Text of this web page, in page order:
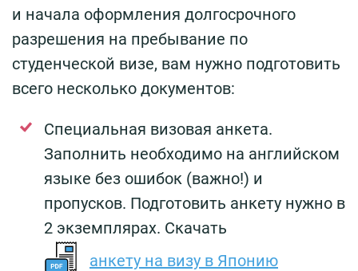
и начала оформления долгосрочного
разрешения на пребывание по
студенческой визе, вам нужно подготовить
всего несколько документов:
Специальная визовая анкета.
Заполнить необходимо на английском
языке без ошибок (важно!) и
пропусков. Подготовить анкету нужно в
2 экземплярах. Скачать
анкету на визу в Японию